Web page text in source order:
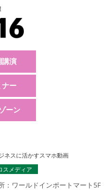
講演
ナー
ーン
ネスに活かすスマホ動画
スメディア
：ワールドインポートマート5F